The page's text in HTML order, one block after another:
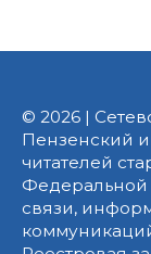
© 2026 |
Пензенский
читателей
Федеральной
связи,